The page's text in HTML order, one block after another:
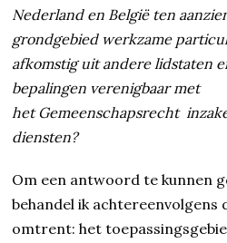
Nederland en België ten
grondgebied werkzame
afkomstig uit andere lidstaten
bepalingen verenigbaar met
het Gemeenschapsrecht
diensten?
Om een antwoord te kunnen
behandel ik achtereenvolgens
omtrent: het